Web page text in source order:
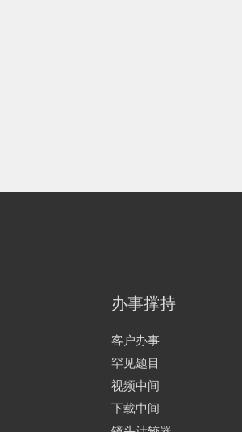
办事撑持
客户办事
罕见题目
视频中间
下载中间